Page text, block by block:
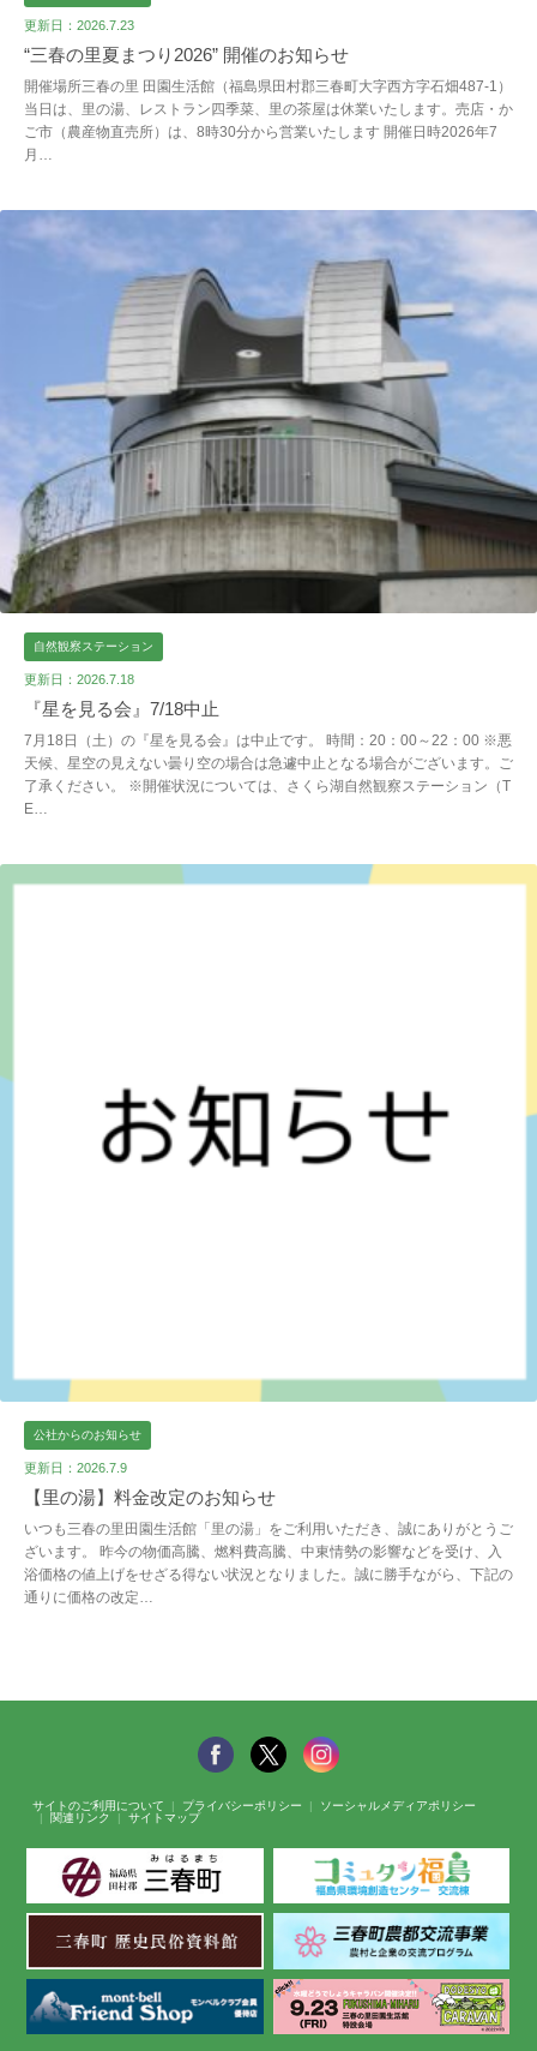
更新日：2026.7.23
“三春の里夏まつり2026” 開催のお知らせ
開催場所三春の里 田園生活館（福島県田村郡三春町大字西方字石畑487-1）
当日は、里の湯、レストラン四季菜、里の茶屋は休業いたします。売店・か
ご市（農産物直売所）は、8時30分から営業いたします 開催日時2026年7
月…
自然観察ステーション
更新日：2026.7.18
『星を見る会』7/18中止
7月18日（土）の『星を見る会』は中止です。 時間：20：00～22：00 ※悪
天候、星空の見えない曇り空の場合は急遽中止となる場合がございます。ご
了承ください。 ※開催状況については、さくら湖自然観察ステーション（T
E…
公社からのお知らせ
更新日：2026.7.9
【里の湯】料金改定のお知らせ
いつも三春の里田園生活館「里の湯」をご利用いただき、誠にありがとうご
ざいます。 昨今の物価高騰、燃料費高騰、中東情勢の影響などを受け、入
浴価格の値上げをせざる得ない状況となりました。誠に勝手ながら、下記の
通りに価格の改定…
サイトのご利用について プライバシーポリシー
ソーシャルメディアポリシー
関連リンク
サイトマップ